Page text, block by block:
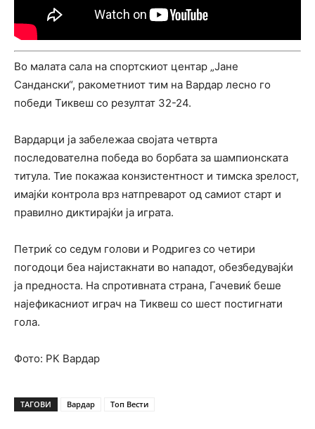
Во малата сала на спортскиот центар „Јане
Сандански“, ракометниот тим на Вардар лесно го
победи Тиквеш со резултат 32-24.
Вардарци ја забележаа својата четврта
последователна победа во борбата за шампионската
титула. Тие покажаа конзистентност и тимска зрелост,
имајќи контрола врз натпреварот од самиот старт и
правилно диктирајќи ја играта.
Петриќ со седум голови и Родригез со четири
погодоци беа најистакнати во нападот, обезбедувајќи
ја предноста. На спротивната страна, Гачевиќ беше
најефикасниот играч на Тиквеш со шест постигнати
гола.
Фото: РК Вардар
ТАГОВИ Вардар Топ Вести